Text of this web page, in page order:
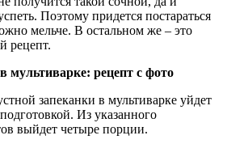
Поэтому придется постараться
мельче. В остальном же – это
рецепт.
мультиварке: рецепт с фото
запеканки в мультиварке уйдет
Из указанного
выйдет четыре порции.